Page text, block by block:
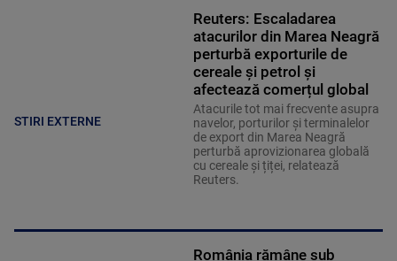
STIRI EXTERNE
Reuters: Escaladarea
atacurilor din Marea Neagră
perturbă exporturile de
cereale și petrol și
afectează comerțul global
Atacurile tot mai frecvente asupra
navelor, porturilor și terminalelor
de export din Marea Neagră
perturbă aprovizionarea globală
cu cereale și țiței, relatează
Reuters.
România rămâne sub